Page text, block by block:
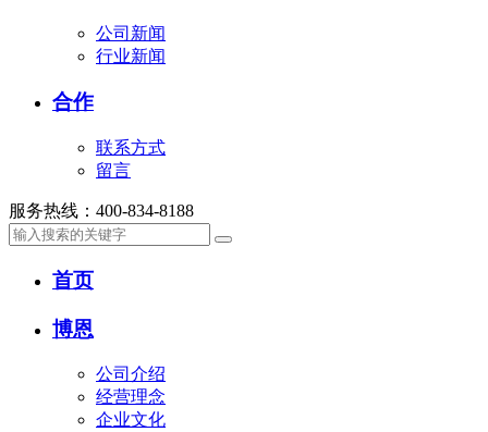
公司新闻
行业新闻
合作
联系方式
留言
服务热线： 400-834-8188
首页
博恩
公司介绍
经营理念
企业文化